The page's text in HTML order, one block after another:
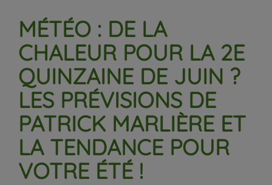
MÉTÉO : DE LA
CHALEUR POUR LA 2E
QUINZAINE DE JUIN ?
LES PRÉVISIONS DE
PATRICK MARLIÈRE ET
LA TENDANCE POUR
VOTRE ÉTÉ !